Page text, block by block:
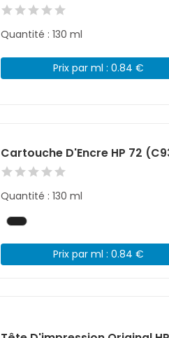
Quantité : 130 ml
Prix par ml : 0.84 €
Cartouche D'Encre HP 72
Quantité : 130 ml
Prix par ml : 0.84 €